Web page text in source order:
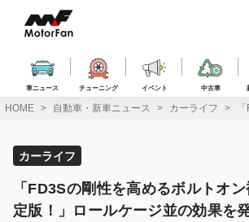
ス
車ニュース チューニング イベント 中古車
HOME 自動車・新車ニュース カーライフ
カーライフ
「FD3Sの剛性を高めるボルトオ
定版！」ロールケージ並の効果を